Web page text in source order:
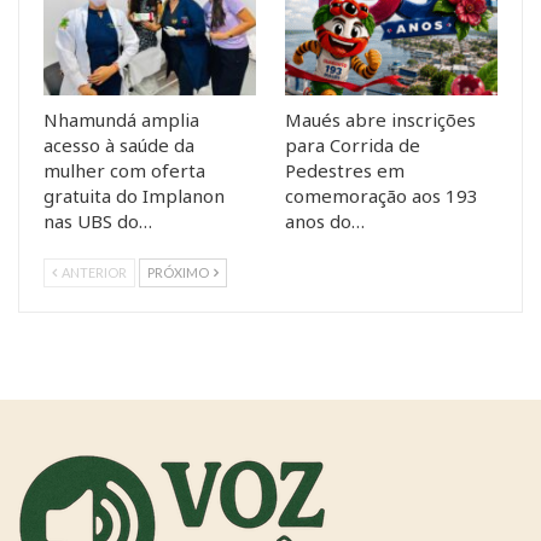
Nhamundá amplia
acesso à saúde da
mulher com oferta
gratuita do Implanon
nas UBS do…
Maués abre inscrições
para Corrida de
Pedestres em
comemoração aos 193
anos do…
ANTERIOR PRÓXIMO